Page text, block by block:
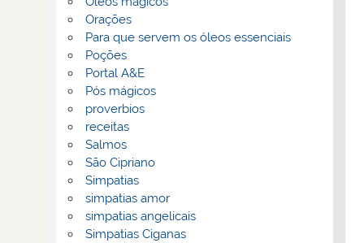
Orações
Para que servem os óleos essenciais
Poções
Portal A&E
Pós mágicos
proverbios
receitas
Salmos
São Cipriano
Simpatias
simpatias amor
simpatias angelicais
Simpatias Ciganas